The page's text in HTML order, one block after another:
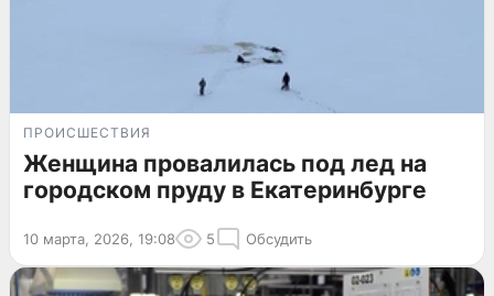
ПРОИСШЕСТВИЯ
Женщина провалилась под лед на
городском пруду в Екатеринбурге
10 марта, 2026, 19:08 5 Обсудить